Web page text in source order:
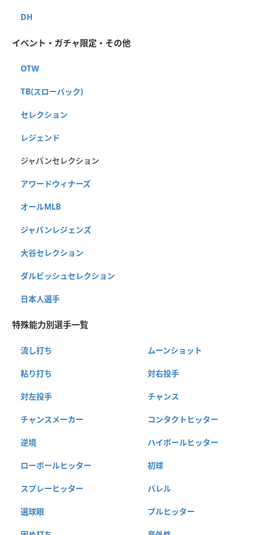
DH
イベント・ガチャ限定・その他
OTW
TB(スローバック)
セレクション
レジェンド
ジャパンセレクション
アワードウィナーズ
オールMLB
ジャパンレジェンズ
大谷セレクション
ダルビッシュセレクション
日本人選手
特殊能力別選手一覧
流し打ち ムーンショット
粘り打ち 対右投手
対左投手 チャンス
チャンスメーカー コンタクトヒッター
逆境 ハイボールヒッター
ローボールヒッター 初球
スプレーヒッター バレル
選球眼 プルヒッター